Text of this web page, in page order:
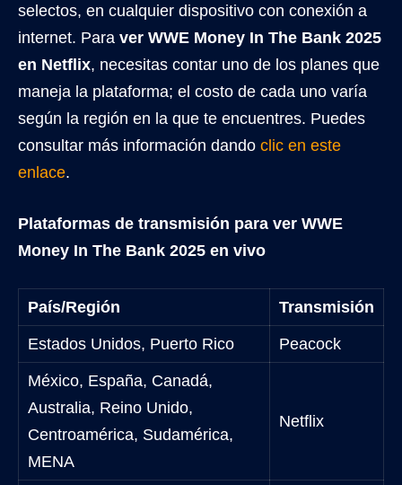
selectos, en cualquier dispositivo con conexión a
internet. Para ver WWE Money In The Bank 2025
en Netflix, necesitas contar uno de los planes que
maneja la plataforma; el costo de cada uno varía
según la región en la que te encuentres. Puedes
consultar más información dando clic en este
enlace.
Plataformas de transmisión para ver WWE
Money In The Bank 2025 en vivo
País/Región Transmisión
Estados Unidos, Puerto Rico Peacock
México, España, Canadá,
Australia, Reino Unido,
Centroamérica, Sudamérica,
MENA
Netflix